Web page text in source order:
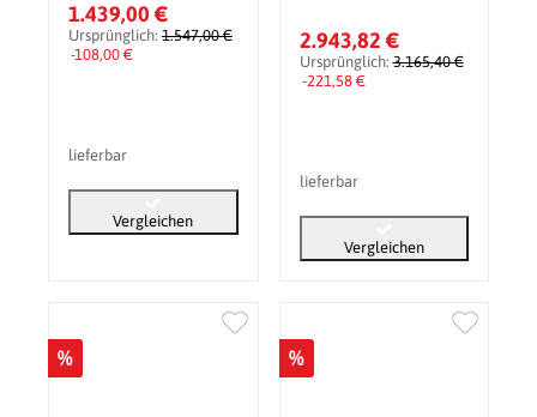
1.439,00 €
Ursprünglich: 1.547,00 €
-108,00 €
lieferbar
Vergleichen
2.943,82 €
Ursprünglich:3.165,40 €
-221,58 €
lieferbar
Vergleichen
% %